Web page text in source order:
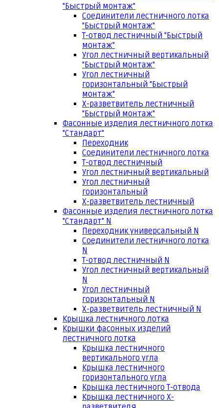
"Быстрый монтаж"
Соединители лестничного лотка
"Быстрый монтаж"
Т-отвод лестничный "Быстрый
монтаж"
Угол лестничный вертикальный
"Быстрый монтаж"
Угол лестничный
горизонтальный "Быстрый
монтаж"
Х-разветвитель лестничный
"Быстрый монтаж"
Фасонные изделия лестничного лотка
"Стандарт"
Переходник
Соединители лестничного лотка
Т-отвод лестничный
Угол лестничный вертикальный
Угол лестничный
горизонтальный
Х-разветвитель лестничный
Фасонные изделия лестничного лотка
"Стандарт" N
Переходник универсальный N
Соединители лестничного лотка
N
Т-отвод лестничный N
Угол лестничный вертикальный
N
Угол лестничный
горизонтальный N
Х-разветвитель лестничный N
Крышка лестничного лотка
Крышки фасонных изделий
лестничного лотка
Крышка лестничного
вертикального угла
Крышка лестничного
горизонтального угла
Крышка лестничного Т-отвода
Крышка лестничного Х-